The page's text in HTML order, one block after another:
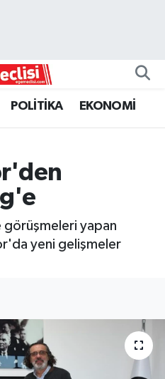
POLİTİKA EKONOMİ
görüşmeleri yapan
yeni gelişmeler